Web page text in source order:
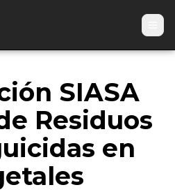
SIASA
Residuos
en